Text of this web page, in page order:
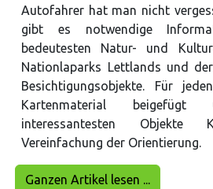
Autofahrer hat man nicht
gibt es notwendige
bedeutesten Natur- und
Nationlaparks Lettlands und
Besichtigungsobjekte. Für
Kartenmaterial
interessantesten Objekte
Vereinfachung der Orientierung.
Ganzen Artikel lesen ...